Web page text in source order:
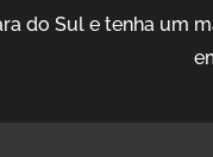
do Sul e tenha um